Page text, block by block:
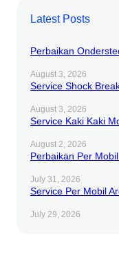
Latest Posts
Perbaikan
August 3, 2026
Service Shock
August 3, 2026
Service Kaki Kaki
August 2, 2026
Perbaikan Per
July 31, 2026
Service Per Mobil
July 29, 2026